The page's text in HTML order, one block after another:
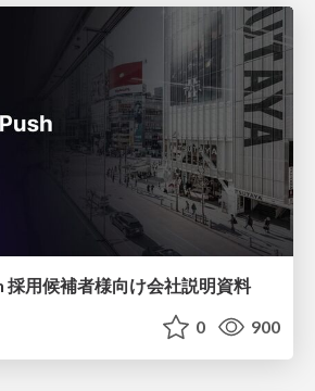
採用候補者様向け会社説明資料
0 900